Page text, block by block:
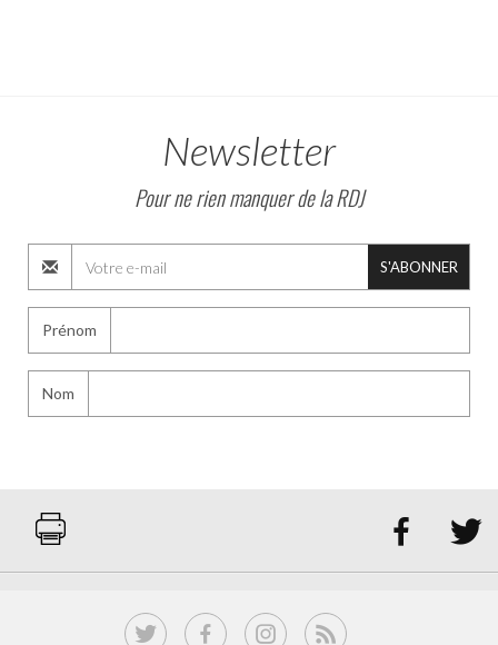
Newsletter
Pour ne rien manquer de la RDJ
S'ABONNER
Prénom
Nom
 